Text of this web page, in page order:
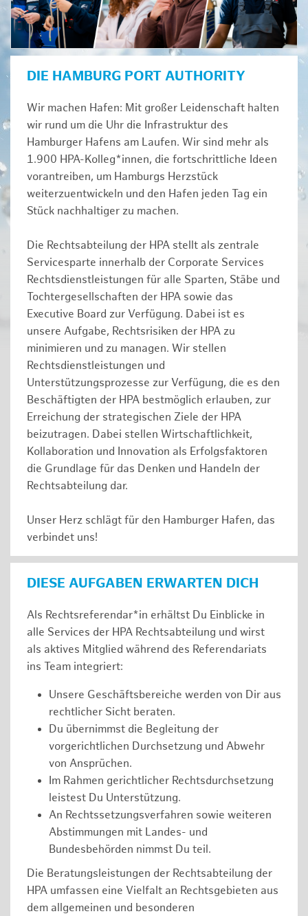
DIE HAMBURG PORT AUTHORITY
Wir machen Hafen: Mit großer Leidenschaft halten
wir rund um die Uhr die Infrastruktur des
Hamburger Hafens am Laufen. Wir sind mehr als
1.900 HPA-Kolleg*innen, die fortschrittliche Ideen
vorantreiben, um Hamburgs Herzstück
weiterzuentwickeln und den Hafen jeden Tag ein
Stück nachhaltiger zu machen.
Die Rechtsabteilung der HPA stellt als zentrale
Servicesparte innerhalb der Corporate Services
Rechtsdienstleistungen für alle Sparten, Stäbe und
Tochtergesellschaften der HPA sowie das
Executive Board zur Verfügung. Dabei ist es
unsere Aufgabe, Rechtsrisiken der HPA zu
minimieren und zu managen. Wir stellen
Rechtsdienstleistungen und
Unterstützungsprozesse zur Verfügung, die es den
Beschäftigten der HPA bestmöglich erlauben, zur
Erreichung der strategischen Ziele der HPA
beizutragen. Dabei stellen Wirtschaftlichkeit,
Kollaboration und Innovation als Erfolgsfaktoren
die Grundlage für das Denken und Handeln der
Rechtsabteilung dar.
Unser Herz schlägt für den Hamburger Hafen, das
verbindet uns!
DIESE AUFGABEN ERWARTEN DICH
Als Rechtsreferendar*in erhältst Du Einblicke in
alle Services der HPA Rechtsabteilung und wirst
als aktives Mitglied während des Referendariats
ins Team integriert:
Unsere Geschäftsbereiche werden von Dir aus
rechtlicher Sicht beraten.
Du übernimmst die Begleitung der
vorgerichtlichen Durchsetzung und Abwehr
von Ansprüchen.
Im Rahmen gerichtlicher Rechtsdurchsetzung
leistest Du Unterstützung.
An Rechtssetzungsverfahren sowie weiteren
Abstimmungen mit Landes- und
Bundesbehörden nimmst Du teil.
Die Beratungsleistungen der Rechtsabteilung der
HPA umfassen eine Vielfalt an Rechtsgebieten aus
dem allgemeinen und besonderen